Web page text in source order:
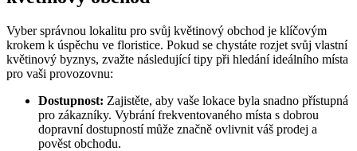
Vyber správnou lokalitu pro svůj květinový obchod je klíčovým
krokem k úspěchu ve floristice. Pokud se chystáte rozjet svůj vlastní
květinový byznys, zvažte následující tipy při hledání ideálního místa
pro vaši provozovnu:
Dostupnost: Zajistěte, aby vaše lokace byla snadno přístupná
pro zákazníky. Vybrání frekventovaného místa s dobrou
dopravní dostupností může značně ovlivnit váš prodej a
pověst obchodu.